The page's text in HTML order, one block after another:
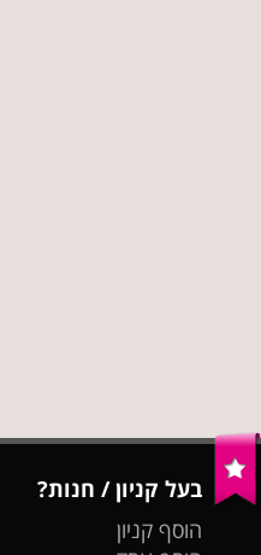
בעל קניון / חנות?
הוסף קניון